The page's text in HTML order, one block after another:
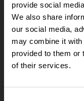
provide social
We also share
our social media,
may combine it with
provided to them or
of their services.
OpenRunner
Team
Lavora con noi
Riguardo a
Contatti